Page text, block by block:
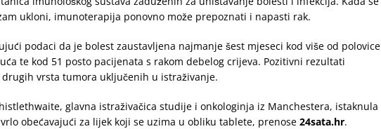
ukloni, imunoterapija ponovno može prepoznati i napasti rak.
podaci da je bolest zaustavljena najmanje šest mjeseci kod više od polovice
te kod 51 posto pacijenata s rakom debelog crijeva. Pozitivni rezultati
vrsta tumora uključenih u istraživanje.
glavna istraživačica studije i onkologinja iz Manchestera, istaknula
obećavajući za lijek koji se uzima u obliku tablete, prenose 24sata.hr.